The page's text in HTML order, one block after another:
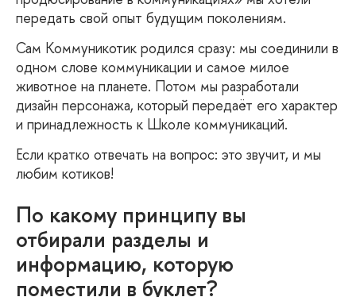
передать свой опыт будущим поколениям.
Сам Коммуникотик родился сразу: мы соединили в
одном слове коммуникации и самое милое
животное на планете. Потом мы разработали
дизайн персонажа, который передаёт его характер
и принадлежность к Школе коммуникаций.
Если кратко отвечать на вопрос: это звучит, и мы
любим котиков!
По какому принципу вы
отбирали разделы и
информацию, которую
поместили в буклет?